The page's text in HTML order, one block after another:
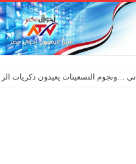
التسعينات يعيدون ذكريات